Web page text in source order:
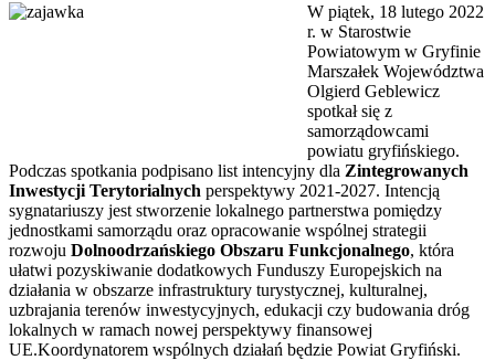
W piątek, 18 lutego 2022
r. w Starostwie
Powiatowym w Gryfinie
Marszałek Województwa
Olgierd Geblewicz
spotkał się z
samorządowcami
powiatu gryfińskiego.
Podczas spotkania podpisano list intencyjny dla Zintegrowanych
Inwestycji Terytorialnych perspektywy 2021-2027. Intencją
sygnatariuszy jest stworzenie lokalnego partnerstwa pomiędzy
jednostkami samorządu oraz opracowanie wspólnej strategii
rozwoju Dolnoodrzańskiego Obszaru Funkcjonalnego, która
ułatwi pozyskiwanie dodatkowych Funduszy Europejskich na
działania w obszarze infrastruktury turystycznej, kulturalnej,
uzbrajania terenów inwestycyjnych, edukacji czy budowania dróg
lokalnych w ramach nowej perspektywy finansowej
UE.Koordynatorem wspólnych działań będzie Powiat Gryfiński.